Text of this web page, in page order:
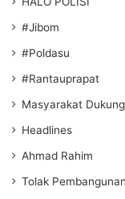
#Jibom
#Poldasu
#Rantauprapat
Masyarakat
Headlines
Ahmad Rahim
Tolak Pembangunan